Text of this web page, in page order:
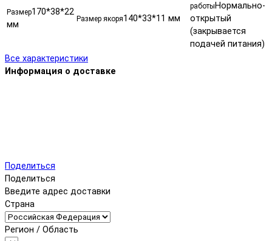
Размер170*38*22
мм
Размер якоря140*33*11 мм
работы Нормально-
открытый
(закрывается
подачей питания)
Все характеристики
Информация о доставке
Поделиться
Поделиться
Введите адрес доставки
Страна
Регион / Область